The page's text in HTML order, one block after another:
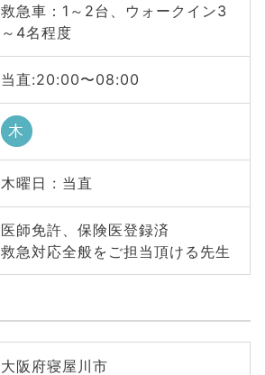
救急車：1～2台、ウォークイン3
～4名程度
当直:20:00〜08:00
木
木曜日 : 当直
医師免許、保険医登録済
救急対応全般をご担当頂ける先生
大阪府寝屋川市